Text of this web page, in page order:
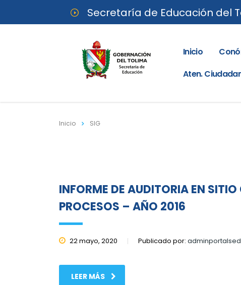
Secretaría de Educación del
Inicio
Aten.
Inicio SIG
INFORME DE AUDITORIA EN
PROCESOS – AÑO 2016
22 mayo, 2020 Publicado por: adminportalsed
LEER MÁS